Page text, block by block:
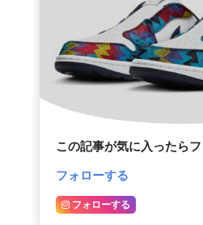
この記事が気に入ったら
フォローする
フォローする